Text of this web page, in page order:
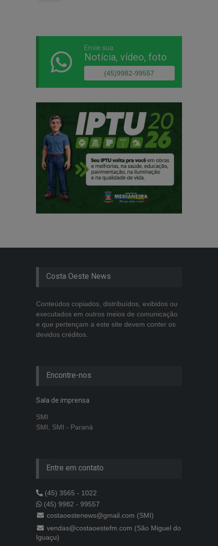
Envie sua
Notícia, vídeo, foto
(45)9982-99557
Costa Oeste News
Conteúdos copiados, distribuídos, exibidos ou
executados em outros meios de comunicação
e que pertençam a este site devem conter os
devidos créditos.
Encontre-nos
Sala de imprensa
SMI
SMI, SMI - Paraná
Entre em contato
(45) 3565 - 1022
(45) 9982 - 99557
costaoestenews@gmail.com (SMI)
vendas@costaoestefm.com (São Miguel do
Iguaçu)